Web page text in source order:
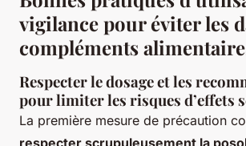
vigilance pour éviter les
compléments
Respecter le dosage et les
pour limiter les risques d’effets
La première mesure de précaution